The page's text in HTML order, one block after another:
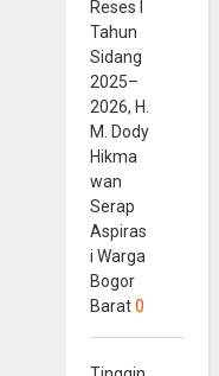
Reses I
Tahun
Sidang
2025–
2026, H.
M. Dody
Hikma
wan
Serap
Aspiras
i Warga
Bogor
Barat 0